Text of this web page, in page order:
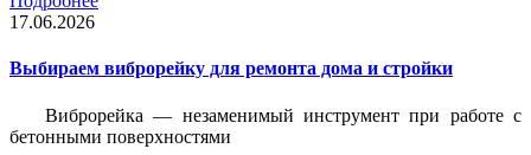
17.06.2026
Выбираем виброрейку для ремонта дома и стройки
Виброрейка — незаменимый инструмент при работе с
бетонными поверхностями